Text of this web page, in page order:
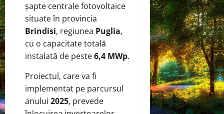
șapte centrale fotovoltaice
situate în provincia
Brindisi, regiunea Puglia,
cu o capacitate totală
instalată de peste6,4 MWp.
Proiectul, care va fi
implementat pe parcursul
anului 2025, prevede